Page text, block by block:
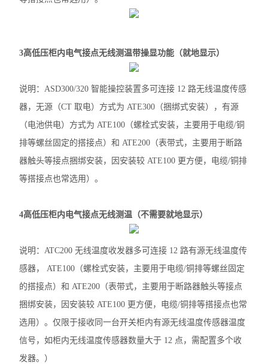
AGP 风力发电测量保护模块
AGF-D 光伏直流柜采集装置
并网逆变器
AGF系列导轨式智能光伏汇流采集装置
ACTB系列电流互感器过电压保护器
开关柜综合测控装置
可编程温湿度控制器
ARTM系列温度巡检测控仪
ASJ系列智能电力继电器
ACM配电线路过负荷监控装置
3高低压柜内电气接点无线测温带操显功能（就地显示）
说明：ASD300/320 智能操控装置多可连接 12 路无线温度传感
器，无源（CT 取电）方式为 ATE300（捆绑式安装），有源
（电池供电）方式为 ATE100（螺栓式安装，主要用于电缆/铜
排等螺丝固定的搭接点）和 ATE200（表带式，主要用于断路
器触头等接点捆绑安装，因安装较 ATE100 更方便，电缆/铜排
等搭接点也常选用）。
4高低压柜内电气接点无线测温（不需要就地显示）
说明：ATC200 无线温度收发器多可连接 12 路有源无线温度传
感器， ATE100（螺栓式安装，主要用于电缆/铜排等螺丝固定
的搭接点）和 ATE200（表带式，主要用于断路器触头等接点
捆绑安装，因安装较 ATE100 更方便，电缆/铜排等搭接点也常
选用）。仅限于接收同一台开关柜内有源无线温度传感器温度
信号，如柜内无线温度传感器数量大于 12 点，需配置多个收
发器。）